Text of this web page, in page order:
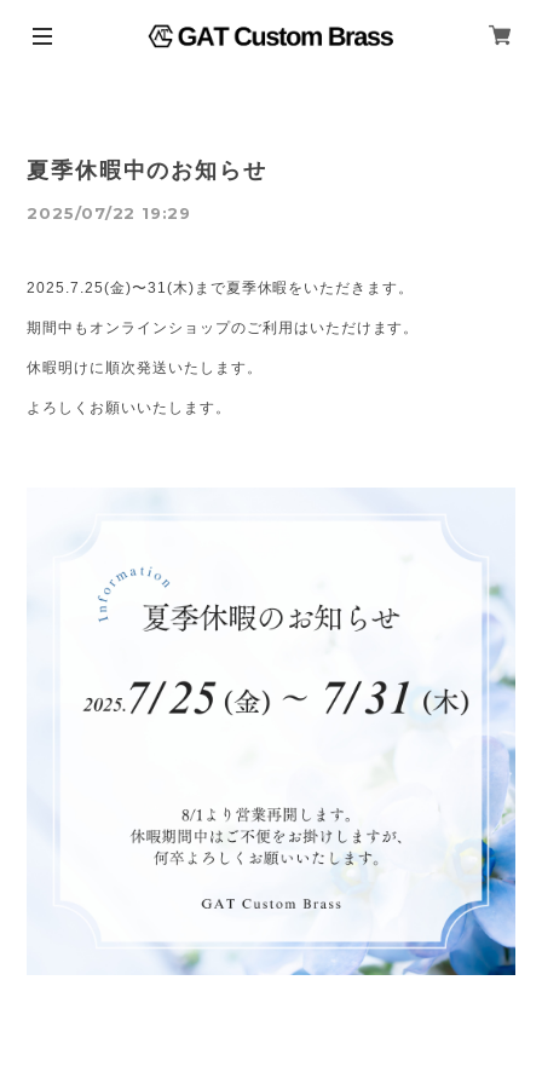
夏季休暇中のお知らせ
2025/07/22 19:29
2025.7.25(金)〜31(木)まで夏季休暇をいただきます。
期間中もオンラインショップのご利用はいただけます。
休暇明けに順次発送いたします。
よろしくお願いいたします。